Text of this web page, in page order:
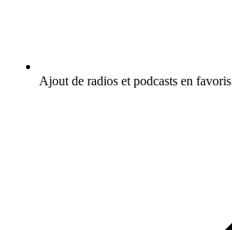
Ajout de radios et podcasts en favoris